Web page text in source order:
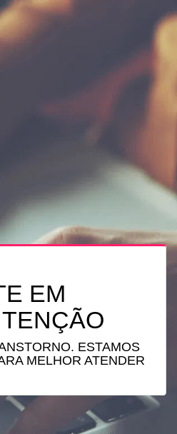
EM
ESTAMOS
MELHOR ATENDER